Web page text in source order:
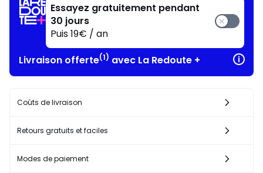
Essayez gratuitement pendant
30 jours
Puis 19€ / an
Livraison offerte(1) avec La Redoute +
Coûts de livraison
Retours gratuits et faciles
Modes de paiement